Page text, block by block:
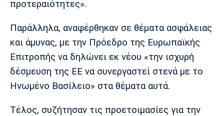
Πόρτο Μπενφίκα
προτεραιότητες».
Παράλληλα, αναφέρθηκαν σε θέματα ασφάλειας
και άμυνας, με την Πρόεδρο της Ευρωπαϊκής
Επιτροπής να δηλώνει εκ νέου «την ισχυρή
δέσμευση της ΕΕ να συνεργαστεί στενά με το
Ηνωμένο Βασίλειο» στα θέματα αυτά.
Τέλος, συζήτησαν τις προετοιμασίες για την